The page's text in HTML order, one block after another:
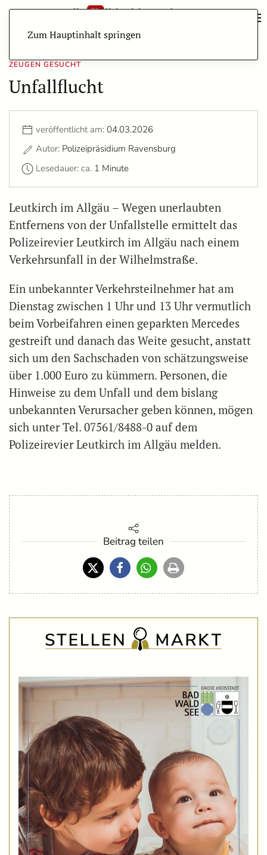
Zum Hauptinhalt springen
ZEUGEN GESUCHT
Unfallflucht
veröffentlicht am: 04.03.2026
Autor: Polizeipräsidium Ravensburg
Lesedauer: ca. 1 Minute
Leutkirch im Allgäu – Wegen unerlaubten
Entfernens von der Unfallstelle ermittelt das
Polizeirevier Leutkirch im Allgäu nach einem
Verkehrsunfall in der Wilhelmstraße.
Ein unbekannter Verkehrsteilnehmer hat am
Dienstag zwischen 1 Uhr und 13 Uhr vermutlich
beim Vorbeifahren einen geparkten Mercedes
gestreift und danach das Weite gesucht, anstatt
sich um den Sachschaden von schätzungsweise
über 1.000 Euro zu kümmern. Personen, die
Hinweise zu dem Unfall und dem bislang
unbekannten Verursacher geben können, mögen
sich unter Tel. 07561/8488-0 auf dem
Polizeirevier Leutkirch im Allgäu melden.
Beitrag teilen